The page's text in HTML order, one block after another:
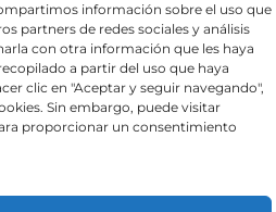
información sobre el uso que
partners de redes sociales y análisis
con otra información que les haya
a partir del uso que haya
clic en "Aceptar y seguir navegando",
Sin embargo, puede visitar
proporcionar un consentimiento
Accelerator
attractive for people and search engines.